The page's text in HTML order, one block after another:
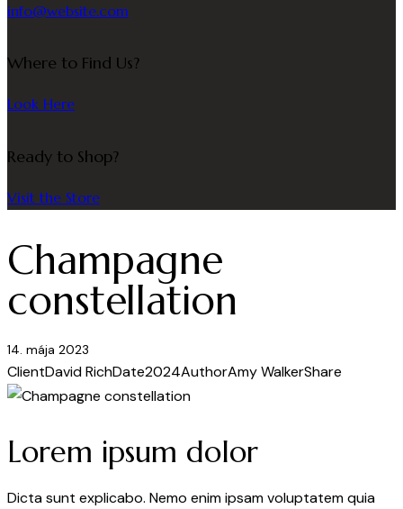
info@website.com
Where to Find Us?
Look Here
Ready to Shop?
Visit the Store
Champagne
constellation
14. mája 2023
ClientDavid RichDate2024AuthorAmy WalkerShare
Lorem ipsum dolor
Dicta sunt explicabo. Nemo enim ipsam voluptatem quia